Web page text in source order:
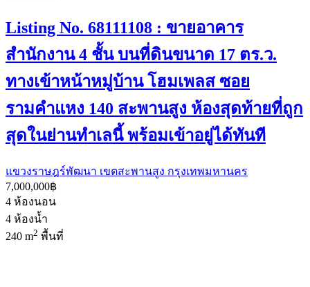
Listing No. 68111108 : ขายอาคาร
สำนักงาน 4 ชั้น บนที่ดินขนาด 17 ตร.ว.
ทางเข้าหน้าหมู่บ้าน โฮมเพลส ซอย
รามคำแหง 140 สะพานสูง ห้องสุดท้ายที่ถูก
สุดในย่านทำเลนี้ พร้อมเข้าอยู่ได้ทันที
แขวงราษฎร์พัฒนา เขตสะพานสูง กรุงเทพมหานคร
7,000,000฿
4 ห้องนอน
4 ห้องน้ำ
240 m2 พื้นที่